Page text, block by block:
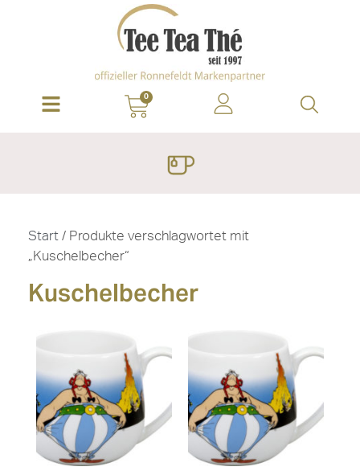
0
Start / Produkte verschlagwortet mit
„Kuschelbecher“
Kuschelbecher